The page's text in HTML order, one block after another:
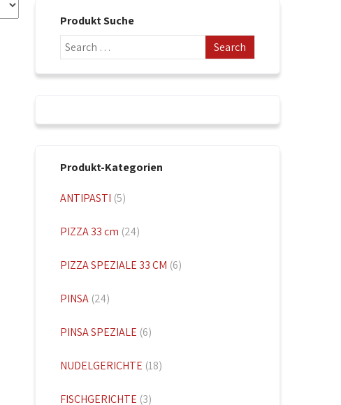
Produkt Suche
Produkt-Kategorien
ANTIPASTI (5)
PIZZA 33 cm (24)
PIZZA SPEZIALE 33 CM (6)
PINSA (24)
PINSA SPEZIALE (6)
NUDELGERICHTE (18)
FISCHGERICHTE (3)